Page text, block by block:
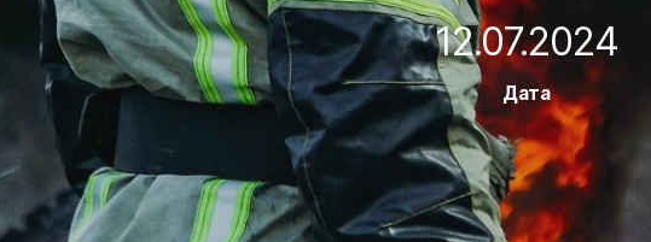
12.07.2024
Дата